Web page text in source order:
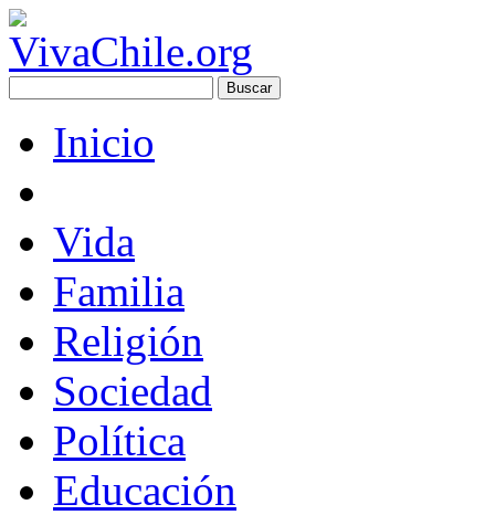
Inicio
Vida
Familia
Religión
Sociedad
Política
Educación